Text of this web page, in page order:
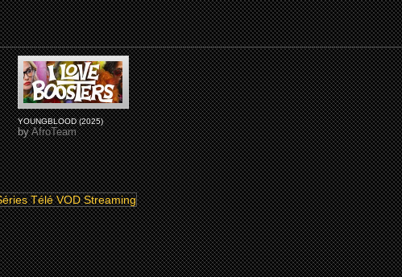
YOUNGBLOOD (2025)
byAfroTeam